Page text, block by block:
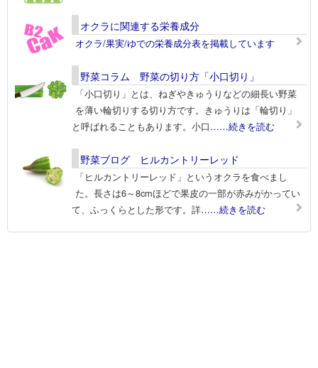
オクラに関連する栄養成分
オクラ/果実/ゆでの栄養成分表を掲載しています
野菜コラム 野菜の切り方「小口切り」
「小口切り」とは、ねぎやきゅうりなどの細長い野菜
を薄い輪切りする切り方です。きゅうりは「輪切り」
と呼ばれることもあります。小口……続きを読む
野菜ブログ ヒルカントリーレッド
「ヒルカントリーレッド」というオクラを食べまし
た。長さは6～8cmほどで果皮の一部が赤みがかってい
て、ふっくらとした形です。詳……続きを読む